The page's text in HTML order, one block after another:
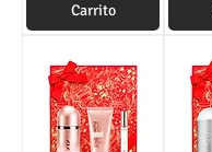
Carrito